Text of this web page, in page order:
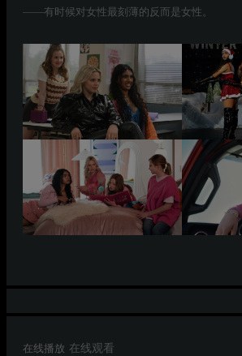
——有时候对女性最刻薄的反而是女性。
在线播放 在线观看